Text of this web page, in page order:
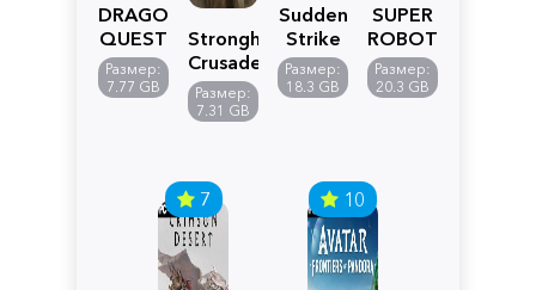
DRAGON
QUEST
VII
Reimagined
Размер:
7.77 GB
Stronghold
Crusader:
Definitive
Edition
Размер:
7.31 GB
Sudden
Strike
5
Размер:
18.3 GB
SUPER
ROBOT
WARS
Y
Размер:
20.3 GB
7 10